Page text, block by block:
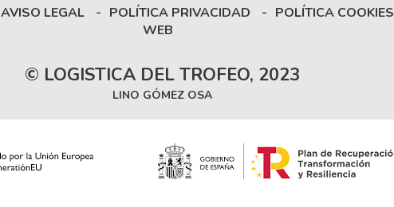
AVISO LEGAL - POLÍTICA PRIVACIDAD - POLÍTICA COOKIES
WEB
© LOGISTICA DEL TROFEO, 2023
LINO GÓMEZ OSA